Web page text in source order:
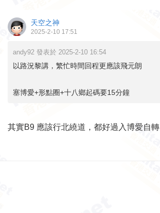
天空之神
2025-2-10 17:51
andy92 發表於 2025-2-10 16:54
以路況黎講，繁忙時間回程更應該飛元朗
塞博愛+形點圈+十八鄉起碼要15分鐘
其實B9 應該行北繞道，都好過入博愛自轉